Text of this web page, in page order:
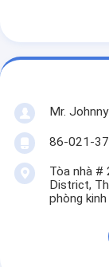
Mr.
86-021-
Tòa nhà #
District,
phòng